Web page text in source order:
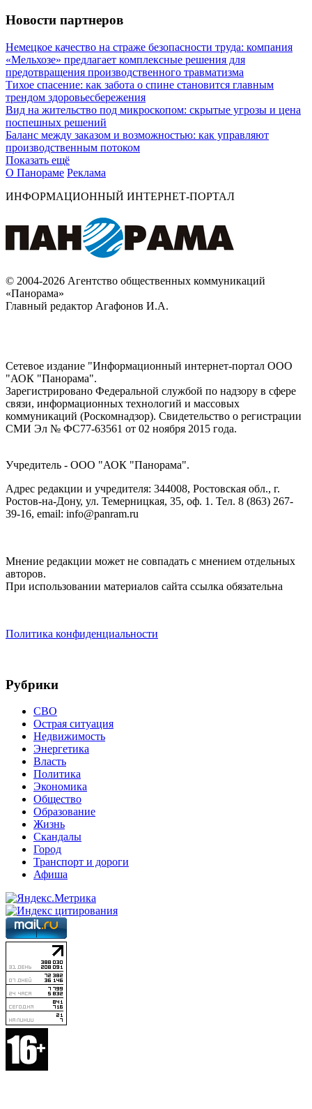
Новости партнеров
Немецкое качество на страже безопасности труда: компания
«Мельхозе» предлагает комплексные решения для
предотвращения производственного травматизма
Тихое спасение: как забота о спине становится главным
трендом здоровьесбережения
Вид на жительство под микроскопом: скрытые угрозы и цена
поспешных решений
Баланс между заказом и возможностью: как управляют
производственным потоком
Показать ещё
О Панораме Реклама
ИНФОРМАЦИОННЫЙ ИНТЕРНЕТ-ПОРТАЛ
© 2004-2026 Агентство общественных коммуникаций
«Панорама»
Главный редактор Агафонов И.А.
Сетевое издание "Информационный интернет-портал ООО
"АОК "Панорама".
Зарегистрировано Федеральной службой по надзору в сфере
связи, информационных технологий и массовых
коммуникаций (Роскомнадзор). Cвидетельство о регистрации
СМИ Эл № ФС77-63561 от 02 ноября 2015 года.
Учредитель - ООО "АОК "Панорама".
Адрес редакции и учредителя: 344008, Ростовская обл., г.
Ростов-на-Дону, ул. Темерницкая, 35, оф. 1. Тел. 8 (863) 267-
39-16, email: info@panram.ru
Мнение редакции может не совпадать с мнением отдельных
авторов.
При использовании материалов сайта ссылка обязательна
Политика конфиденциальности
Рубрики
СВО
Острая ситуация
Недвижимость
Энергетика
Власть
Политика
Экономика
Общество
Образование
Жизнь
Скандалы
Город
Транспорт и дороги
Афиша